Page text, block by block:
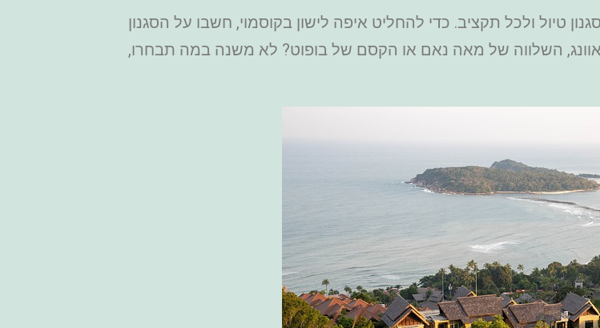
טיול ולכל תקציב. כדי להחליט איפה לישון בקוסמוי, חשבו על הסגנון
השלווה של מאה נאם או הקסם של בופוט? לא משנה במה תבחרו,